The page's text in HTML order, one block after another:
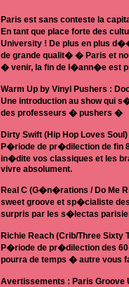
Paris est sans conteste la
En tant que place forte des
University ! De plus en plus
de grande qualit� � Paris et
� venir, la fin de l�ann�e est
Warm Up by Vinyl Pushers :
Une introduction au show qui
des professeurs � pushers �
Dirty Swift (Hip Hop Loves
P�riode de pr�dilection de fin
in�dite vos classiques et les
vivre absolument.
Real C (G�n�rations / Do Me
sweet groove et sp�cialiste
surpris par les s�lectas
Richie Reach (Crib/Three Sixty
P�riode de pr�dilection des
pourra de temps � autre vous
Avertissements : Paris